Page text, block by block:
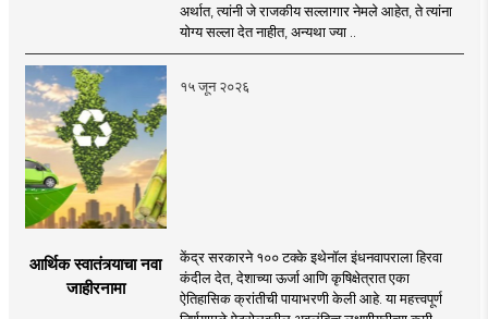
अर्थात, त्यांनी जे राजकीय सल्लागार नेमले आहेत, ते त्यांना
योग्य सल्ला देत नाहीत, अन्यथा ज्या ..
१५ जून २०२६
आर्थिक स्वातंत्र्याचा नवा
जाहीरनामा
केंद्र सरकारने १०० टक्के इथेनॉल इंधनवापराला हिरवा
कंदील देत, देशाच्या ऊर्जा आणि कृषिक्षेत्रात एका
ऐतिहासिक क्रांतीची पायाभरणी केली आहे. या महत्त्वपूर्ण